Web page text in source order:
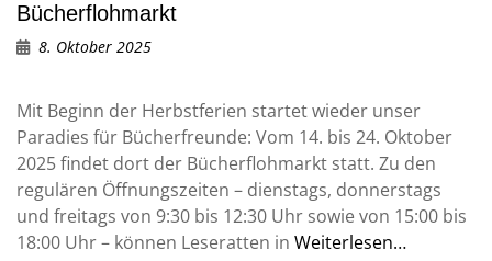
Bücherflohmarkt
8. Oktober 2025
Mit Beginn der Herbstferien startet wieder unser
Paradies für Bücherfreunde: Vom 14. bis 24. Oktober
2025 findet dort der Bücherflohmarkt statt. Zu den
regulären Öffnungszeiten – dienstags, donnerstags
und freitags von 9:30 bis 12:30 Uhr sowie von 15:00 bis
18:00 Uhr – können Leseratten in Weiterlesen…